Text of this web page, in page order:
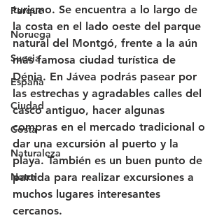
Parque
Noruega
Suecia
España
Ciudad
Costa
Naturaleza
Natur
turismo. Se encuentra a lo largo de
la costa en el lado oeste del parque
natural del Montgó, frente a la aún
más famosa ciudad turística de
Dénia. En Jávea podrás pasear por
las estrechas y agradables calles del
casco antiguo, hacer algunas
compras en el mercado tradicional o
dar una excursión al puerto y la
playa. También es un buen punto de
partida para realizar excursiones a
muchos lugares interesantes
cercanos.